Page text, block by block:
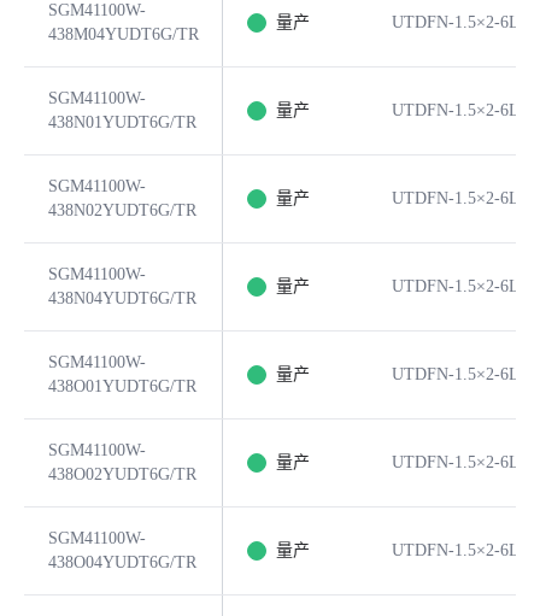
SGM41100W-
438M04YUDT6G/TR
量产 UTDFN-1.5×2-6L
SGM41100W-
438N01YUDT6G/TR
量产 UTDFN-1.5×2-6L
SGM41100W-
438N02YUDT6G/TR
量产 UTDFN-1.5×2-6L
SGM41100W-
438N04YUDT6G/TR
量产 UTDFN-1.5×2-6L
SGM41100W-
438O01YUDT6G/TR
量产 UTDFN-1.5×2-6L
SGM41100W-
438O02YUDT6G/TR
量产 UTDFN-1.5×2-6L
SGM41100W-
438O04YUDT6G/TR
量产 UTDFN-1.5×2-6L